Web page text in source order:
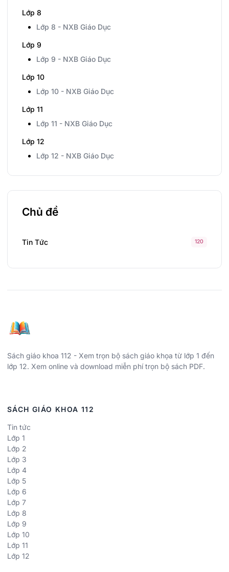
Lớp 8
Lớp 8 - NXB Giáo Dục
Lớp 9
Lớp 9 - NXB Giáo Dục
Lớp 10
Lớp 10 - NXB Giáo Dục
Lớp 11
Lớp 11 - NXB Giáo Dục
Lớp 12
Lớp 12 - NXB Giáo Dục
Chủ đề
Tin Tức 120
Sách giáo khoa 112 - Xem trọn bộ sách giáo khọa từ lớp 1 đến
lớp 12. Xem online và download miễn phí trọn bộ sách PDF.
SÁCH GIÁO KHOA 112
Tin tức
Lớp 1
Lớp 2
Lớp 3
Lớp 4
Lớp 5
Lớp 6
Lớp 7
Lớp 8
Lớp 9
Lớp 10
Lớp 11
Lớp 12